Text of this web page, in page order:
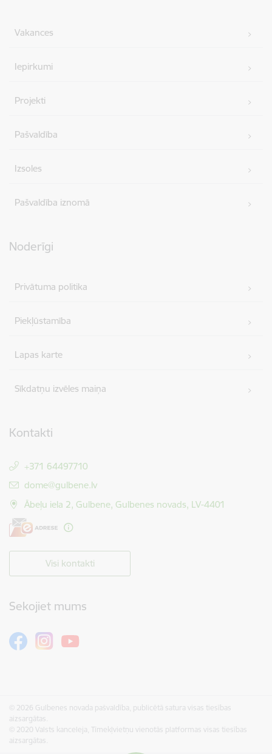
Vakances
Iepirkumi
Projekti
Pašvaldība
Izsoles
Pašvaldība iznomā
Noderīgi
Privātuma politika
Piekļūstamība
Lapas karte
Sīkdatņu izvēles maiņa
Kontakti
+371 64497710
E-pasts:
dome@gulbene.lv
Ābeļu iela 2, Gulbene, Gulbenes novads, LV-4401
Visi kontakti
Sekojiet mums
© 2026 Gulbenes novada pašvaldība, publicētā satura visas tiesības
aizsargātas.
© 2020 Valsts kanceleja, Tīmekļvietņu vienotās platformas visas tiesības
aizsargātas.